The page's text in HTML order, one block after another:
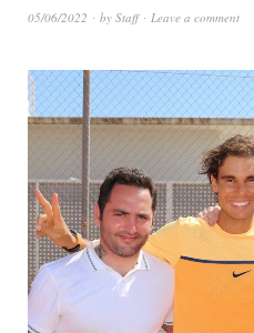
05/06/2022 by Staff Leave a comment